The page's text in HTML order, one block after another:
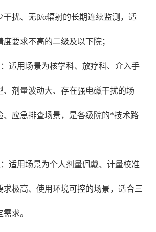
干扰、无β/α辐射的长期连续监测，适
要求不高的二级及以下院；
适用场景为核学科、放疗科、介入手
、剂量波动大、存在强电磁干扰的场
、应急排查场景，是各级院的*技术路
适用场景为个人剂量佩戴、计量校准
求极高、使用环境可控的场景，适合三
求。